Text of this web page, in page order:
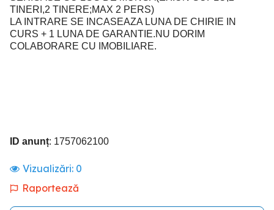
TINERI,2 TINERE;MAX 2 PERS)
LA INTRARE SE INCASEAZA LUNA DE CHIRIE IN
CURS + 1 LUNA DE GARANTIE.NU DORIM
COLABORARE CU IMOBILIARE.
ID anunț: 1757062100
Vizualizări: 0
Raportează